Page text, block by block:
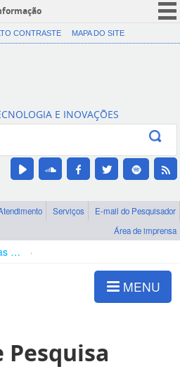
CORONAVÍRUS (COVID-19)
Canais
CONTRASTE MAPA DO SITE
E INOVAÇÕES
Serviços
E-mail do Pesquisador
Área de imprensa
Bolsas e Auxílios Vigentes
MENU